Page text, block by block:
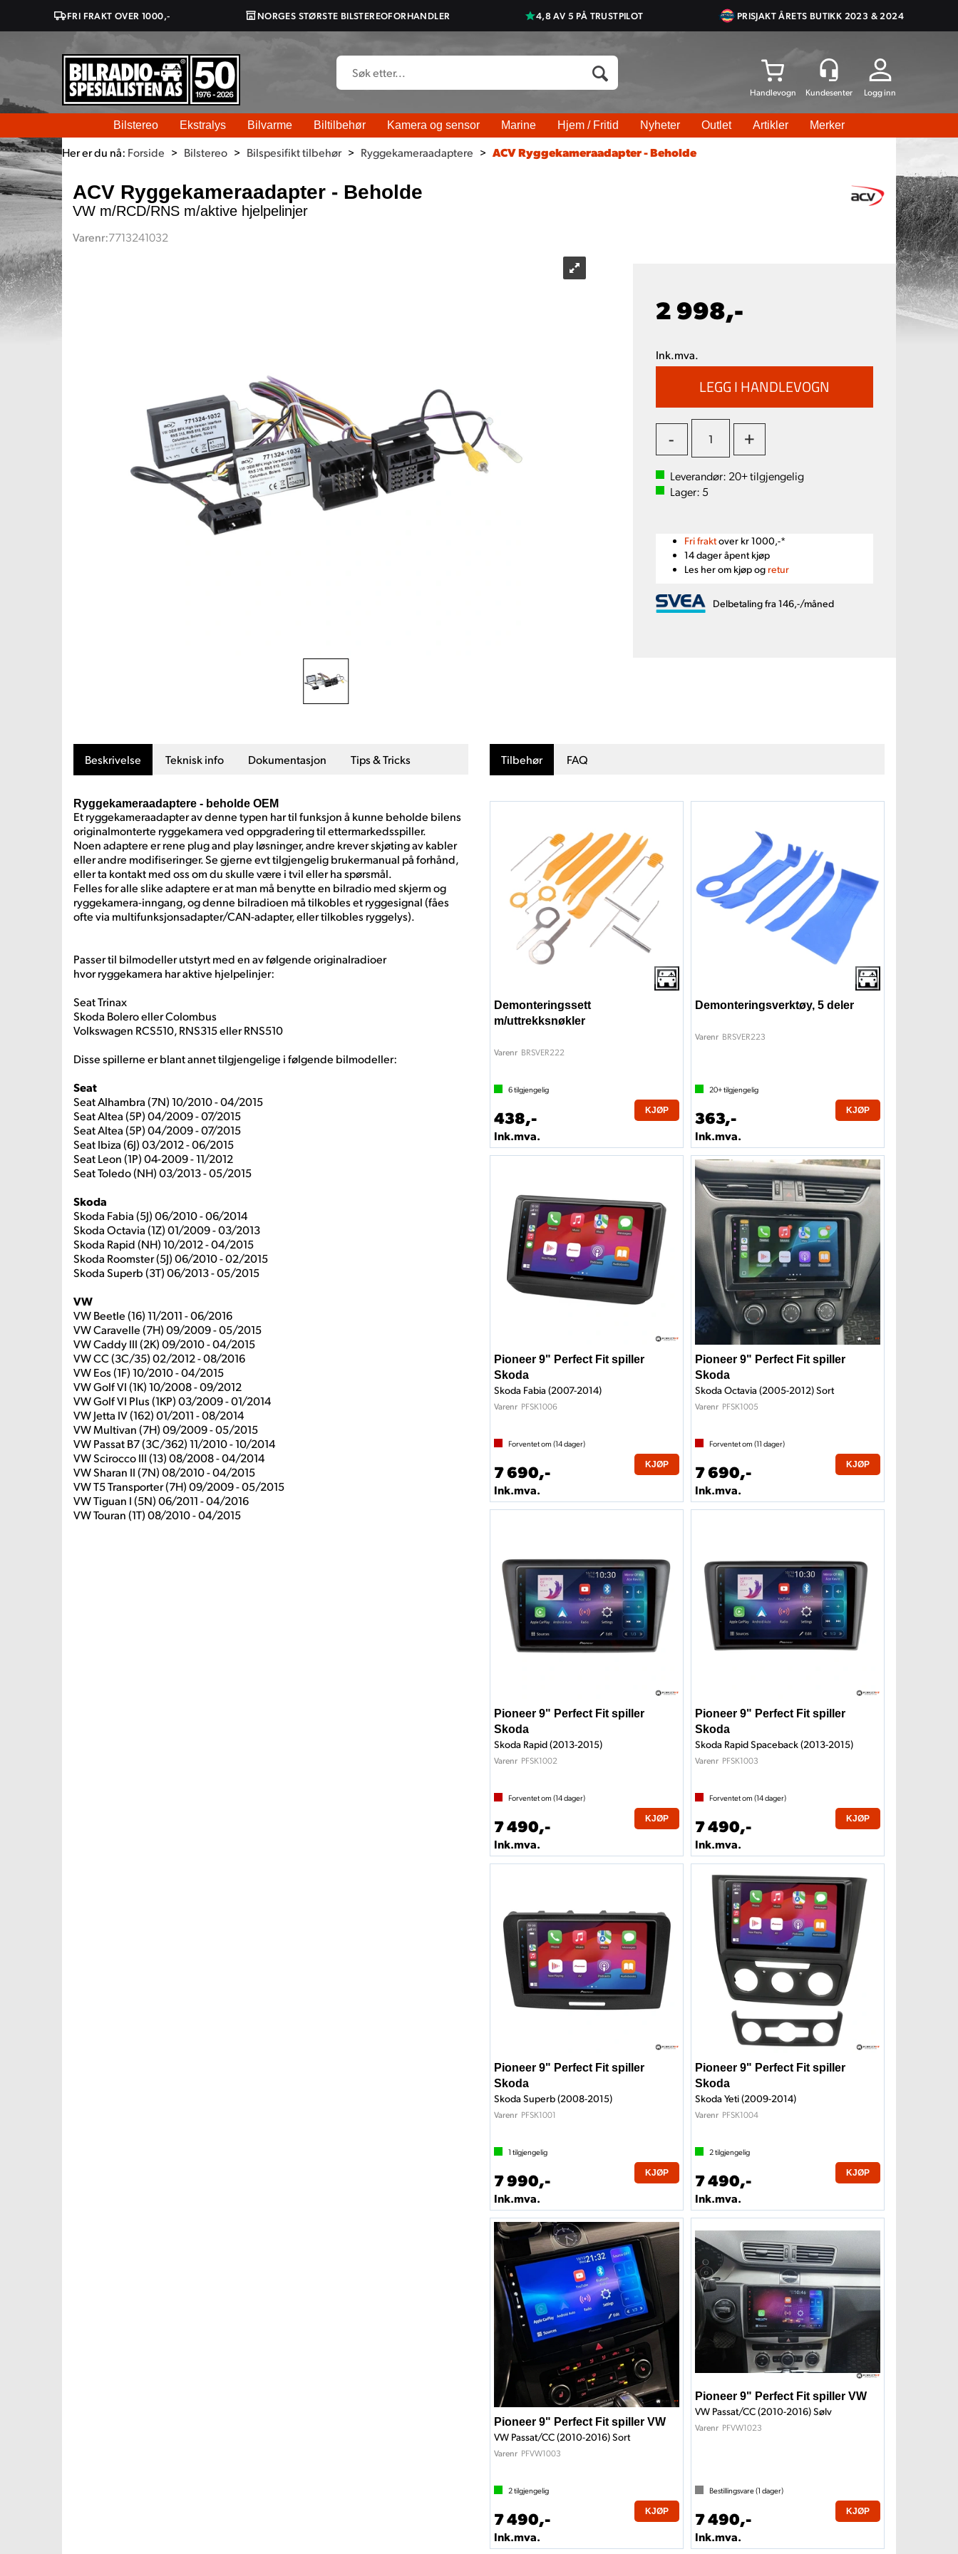
FRI FRAKT OVER 1000,- NORGES STØRSTE BILSTEREOFORHANDLER 4,8 AV 5 PÅ TRUSTPILOT PRISJAKT ÅRETS BUTIKK 2023 & 2024
Logg inn
Bilstereo Ekstralys Bilvarme Biltilbehør Kamera og sensor Marine Hjem / Fritid Nyheter Outlet Artikler Merker
Her er du nå: Forside > Bilstereo > Bilspesifikt tilbehør > Ryggekameraadaptere > ACV Ryggekameraadapter - Beholde
ACV Ryggekameraadapter - Beholde
VW m/RCD/RNS m/aktive hjelpelinjer
Varenr:7713241032
2 998,-
Ink.mva.
- +
Leverandør: 20+tilgjengelig
Lager: 5
Fri fraktover kr 1000,-*
14 dager åpent kjøp
Les her om kjøp og retur
Delbetaling fra 146,-/måned
Beskrivelse Teknisk info Dokumentasjon Tips & Tricks
Ryggekameraadaptere - beholde OEM
Et ryggekameraadapter av denne typen har til funksjon å kunne beholde bilens
originalmonterte ryggekamera ved oppgradering til ettermarkedsspiller.
Noen adaptere er rene plug and play løsninger, andre krever skjøting av kabler
eller andre modifiseringer. Se gjerne evt tilgjengelig brukermanual på forhånd,
eller ta kontakt med oss om du skulle være i tvil eller ha spørsmål.
Felles for alle slike adaptere er at man må benytte en bilradio med skjerm og
ryggekamera-inngang, og denne bilradioen må tilkobles et ryggesignal (fåes
ofte via multifunksjonsadapter/CAN-adapter, eller tilkobles ryggelys).
Passer til bilmodeller utstyrt med en av følgende originalradioer
hvor ryggekamera har aktive hjelpelinjer:
Seat Trinax
Skoda Bolero eller Colombus
Volkswagen RCS510, RNS315 eller RNS510
Disse spillerne er blant annet tilgjengelige i følgende bilmodeller:
Seat
Seat Alhambra (7N) 10/2010 - 04/2015
Seat Altea (5P) 04/2009 - 07/2015
Seat Altea (5P) 04/2009 - 07/2015
Seat Ibiza (6J) 03/2012 - 06/2015
Seat Leon (1P) 04-2009 - 11/2012
Seat Toledo (NH) 03/2013 - 05/2015
Skoda
Skoda Fabia (5J) 06/2010 - 06/2014
Skoda Octavia (1Z) 01/2009 - 03/2013
Skoda Rapid (NH) 10/2012 - 04/2015
Skoda Roomster (5J) 06/2010 - 02/2015
Skoda Superb (3T) 06/2013 - 05/2015
VW
VW Beetle (16) 11/2011 - 06/2016
VW Caravelle (7H) 09/2009 - 05/2015
VW Caddy III (2K) 09/2010 - 04/2015
VW CC (3C/35) 02/2012 - 08/2016
VW Eos (1F) 10/2010 - 04/2015
VW Golf VI (1K) 10/2008 - 09/2012
VW Golf VI Plus (1KP) 03/2009 - 01/2014
VW Jetta IV (162) 01/2011 - 08/2014
VW Multivan (7H) 09/2009 - 05/2015
VW Passat B7 (3C/362) 11/2010 - 10/2014
VW Scirocco III (13) 08/2008 - 04/2014
VW Sharan II (7N) 08/2010 - 04/2015
VW T5 Transporter (7H) 09/2009 - 05/2015
VW Tiguan I (5N) 06/2011 - 04/2016
VW Touran (1T) 08/2010 - 04/2015
Tilbehør FAQ
Demonteringssett
m/uttrekksnøkler
Varenr BRSVER222
6tilgjengelig
438,-
Ink.mva.
KJØP
Demonteringsverktøy, 5 deler
Varenr BRSVER223
20+tilgjengelig
363,-
Ink.mva.
KJØP
Pioneer 9" Perfect Fit spiller
Skoda
Skoda Fabia (2007-2014)
Varenr PFSK1006
Forventet om (14dager)
7 690,-
Ink.mva.
KJØP
Pioneer 9" Perfect Fit spiller
Skoda
Skoda Octavia (2005-2012) Sort
Varenr PFSK1005
Forventet om (11 dager)
7 690,-
Ink.mva.
KJØP
Pioneer 9" Perfect Fit spiller
Skoda
Skoda Rapid (2013-2015)
Varenr PFSK1002
Forventet om (14dager)
7 490,-
Ink.mva.
KJØP
Pioneer 9" Perfect Fit spiller
Skoda
Skoda Rapid Spaceback (2013-2015)
Varenr PFSK1003
Forventet om (14dager)
7 490,-
Ink.mva.
KJØP
Pioneer 9" Perfect Fit spiller
Skoda
Skoda Superb (2008-2015)
Varenr PFSK1001
1 tilgjengelig
7 990,-
Ink.mva.
KJØP
Pioneer 9" Perfect Fit spiller
Skoda
Skoda Yeti (2009-2014)
Varenr PFSK1004
2tilgjengelig
7 490,-
Ink.mva.
KJØP
Pioneer 9" Perfect Fit spiller VW
VW Passat/CC (2010-2016) Sort
Varenr PFVW1003
2tilgjengelig
7 490,-
Ink.mva.
KJØP
Pioneer 9" Perfect Fit spiller VW
VW Passat/CC (2010-2016) Sølv
Varenr PFVW1023
Bestillingsvare (1 dager)
7 490,-
Ink.mva.
KJØP